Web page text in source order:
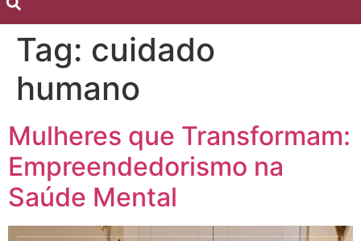
Tag: cuidado
humano
Mulheres que Transformam:
Empreendedorismo na
Saúde Mental